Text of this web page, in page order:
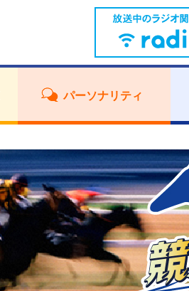
パーソナリティ